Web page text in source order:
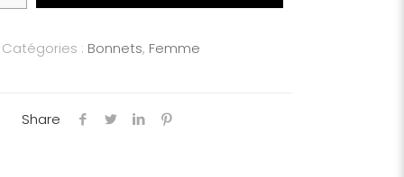
Catégories : Bonnets, Femme
Share